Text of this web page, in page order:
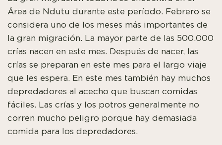
Área de Ndutu durante este período. Febrero se
considera uno de los meses más importantes de
la gran migración. La mayor parte de las 500.000
crías nacen en este mes. Después de nacer, las
crías se preparan en este mes para el largo viaje
que les espera. En este mes también hay muchos
depredadores al acecho que buscan comidas
fáciles. Las crías y los potros generalmente no
corren mucho peligro porque hay demasiada
comida para los depredadores.